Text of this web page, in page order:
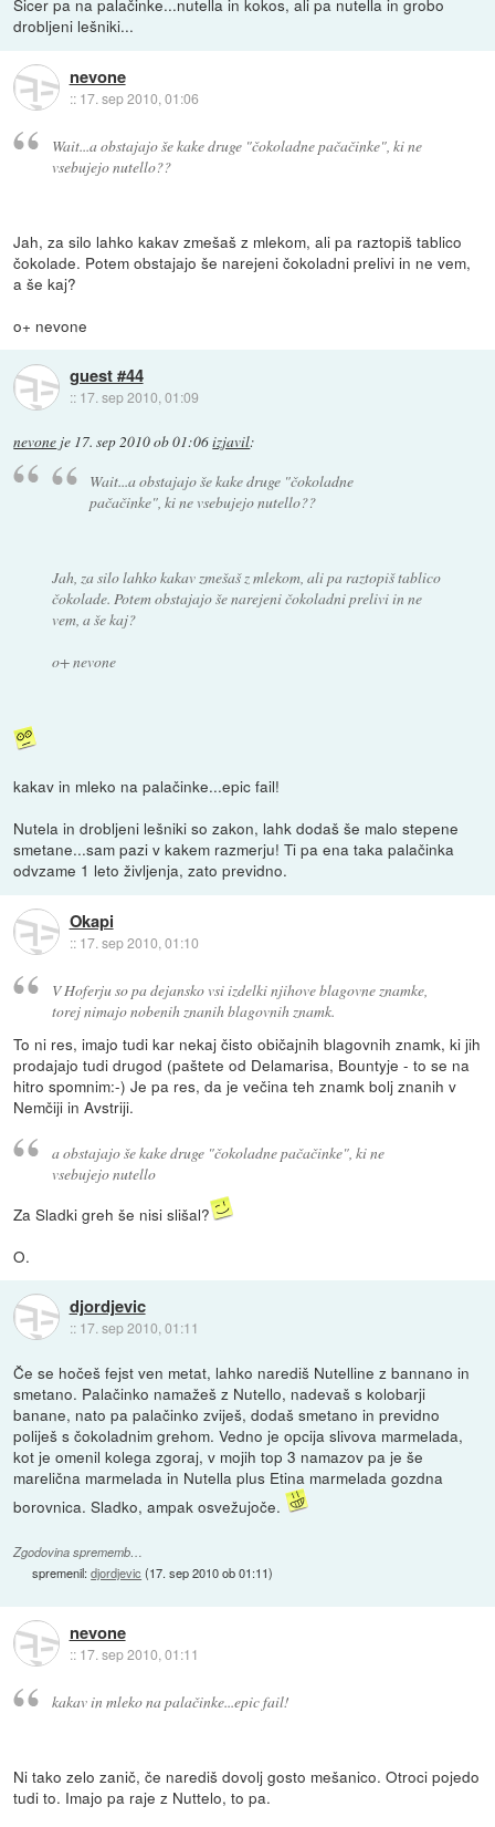
Sicer pa na palačinke...nutella in kokos, ali pa nutella in grobo
drobljeni lešniki...
nevone
:: 17. sep 2010, 01:06
Wait...a obstajajo še kake druge "čokoladne pačačinke", ki ne
vsebujejo nutello??
Jah, za silo lahko kakav zmešaš z mlekom, ali pa raztopiš tablico
čokolade. Potem obstajajo še narejeni čokoladni prelivi in ne vem,
a še kaj?
o+ nevone
guest #44
:: 17. sep 2010, 01:09
nevone je 17. sep 2010 ob 01:06izjavil:
Wait...a obstajajo še kake druge "čokoladne
pačačinke", ki ne vsebujejo nutello??
Jah, za silo lahko kakav zmešaš z mlekom, ali pa raztopiš tablico
čokolade. Potem obstajajo še narejeni čokoladni prelivi in ne
vem, a še kaj?
o+ nevone
kakav in mleko na palačinke...epic fail!
Nutela in drobljeni lešniki so zakon, lahk dodaš še malo stepene
smetane...sam pazi v kakem razmerju! Ti pa ena taka palačinka
odvzame 1 leto življenja, zato previdno.
Okapi
:: 17. sep 2010, 01:10
V Hoferju so pa dejansko vsi izdelki njihove blagovne znamke,
torej nimajo nobenih znanih blagovnih znamk.
To ni res, imajo tudi kar nekaj čisto običajnih blagovnih znamk, ki jih
prodajajo tudi drugod (paštete od Delamarisa, Bountyje - to se na
hitro spomnim:-) Je pa res, da je večina teh znamk bolj znanih v
Nemčiji in Avstriji.
a obstajajo še kake druge "čokoladne pačačinke", ki ne
vsebujejo nutello
Za Sladki greh še nisi slišal?
O.
djordjevic
:: 17. sep 2010, 01:11
Če se hočeš fejst ven metat, lahko narediš Nutelline z bannano in
smetano. Palačinko namažeš z Nutello, nadevaš s kolobarji
banane, nato pa palačinko zviješ, dodaš smetano in previdno
poliješ s čokoladnim grehom. Vedno je opcija slivova marmelada,
kot je omenil kolega zgoraj, v mojih top 3 namazov pa je še
marelična marmelada in Nutella plus Etina marmelada gozdna
borovnica. Sladko, ampak osvežujoče.
Zgodovina sprememb…
spremenil:djordjevic (17. sep 2010 ob 01:11)
nevone
:: 17. sep 2010, 01:11
kakav in mleko na palačinke...epic fail!
Ni tako zelo zanič, če narediš dovolj gosto mešanico. Otroci pojedo
tudi to. Imajo pa raje z Nuttelo, to pa.